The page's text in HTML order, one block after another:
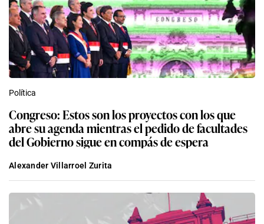
Política
Congreso: Estos son los proyectos con los que
abre su agenda mientras el pedido de facultades
del Gobierno sigue en compás de espera
Alexander Villarroel Zurita